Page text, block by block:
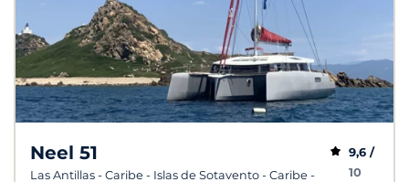
Neel 51
Las Antillas - Caribe - Islas de Sotavento - Caribe -
9,6 /
10